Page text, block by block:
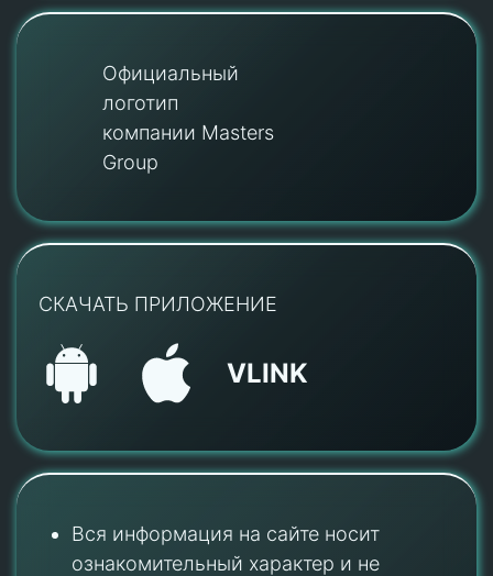
Официальный
логотип
компании Masters
Group
СКАЧАТЬ ПРИЛОЖЕНИЕ
VLINK
Вся информация на сайте носит
ознакомительный характер и не